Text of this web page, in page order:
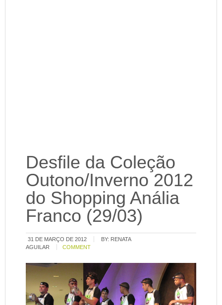
Desfile da Coleção
Outono/Inverno 2012
do Shopping Anália
Franco (29/03)
31 DE MARÇO DE 2012 BY: RENATA
AGUILAR
COMMENT